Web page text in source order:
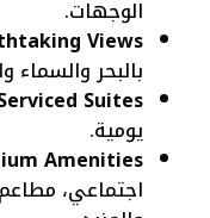
الوجهات.
Views:
بالبحر والسماء
Serviced Suites:
يومية.
Amenities:
اجتماعي،